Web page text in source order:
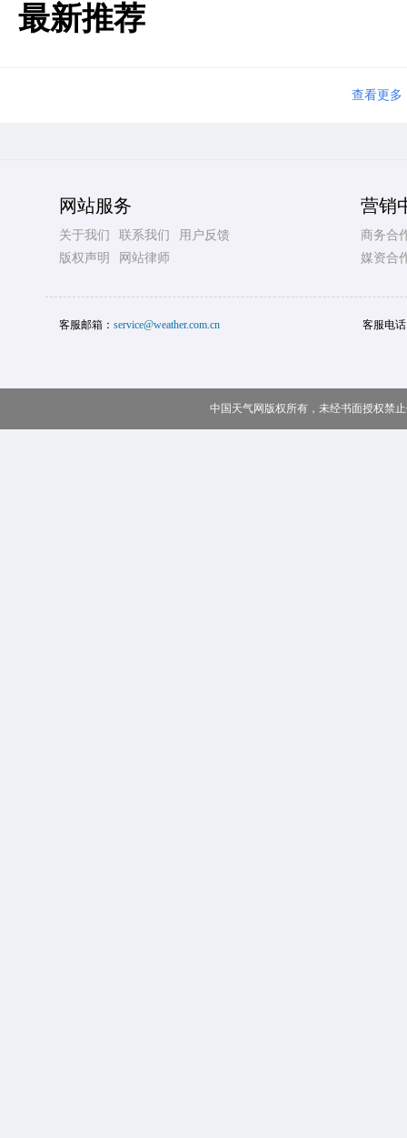
最新推荐
查看更多
网站服务
关于我们 联系我们
用户反馈
版权声明
网站律师
营销
商务合
媒资合
客服邮箱： service@weather.com.cn 客服电
中国天气网版权所有，未经书面授权